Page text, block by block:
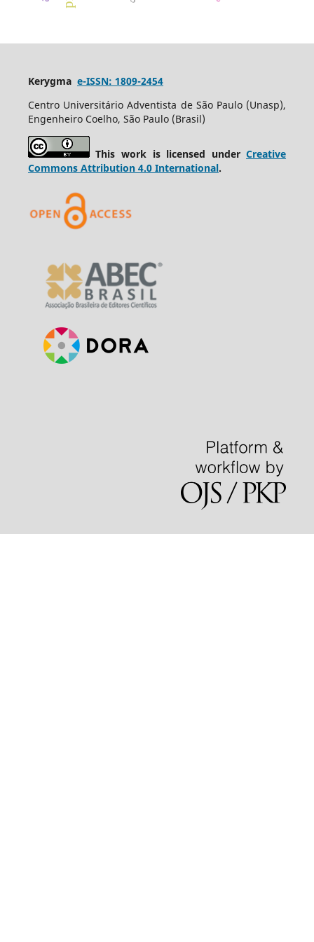
Kerygma e-ISSN: 1809-2454
Centro Universitário Adventista de São Paulo (Unasp),
Engenheiro Coelho, São Paulo (Brasil)
This work is licensed underCreative
Commons Attribution 4.0 International.